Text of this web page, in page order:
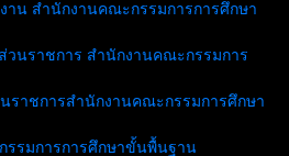
าน สำนักงานคณะกรรมการการศึกษา
วนราชการ สำนักงานคณะกรรมการ
ราชการสำนักงานคณะกรรมการศึกษา
รรมการการศึกษาขั้นพื้นฐาน